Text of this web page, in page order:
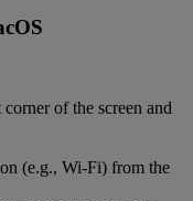
of the screen and
(e.g., Wi-Fi) from the